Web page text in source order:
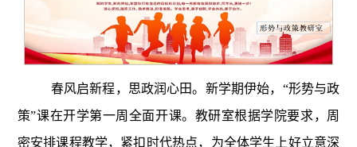
春风启新程，思政润心田。新学期伊始，“形势与政
策”课在开学第一周全面开课。教研室根据学院要求，周
密安排课程教学，紧扣时代热点，为全体学生上好立意深